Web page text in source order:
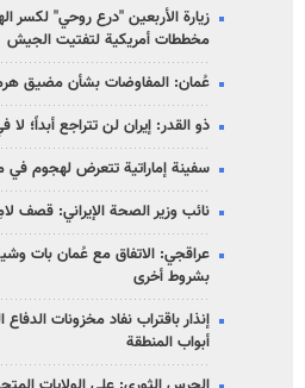
زيارة الأربعين "درع روحي" لكسر
مخططات أمريكية لتفتيت الجيش
عُمان: المفاوضات بشأن مضيق
ذو القدر: إيران لن تتراجع أبداً؛
سفينة إماراتية تتعرض لهجوم
نائب وزير الصحة الإيراني: قصف
عراقجي: الاتفاق مع عُمان بات
بشروط أخرى
إنذار باقتراب نفاد مخزونات
أبواب المنطقة